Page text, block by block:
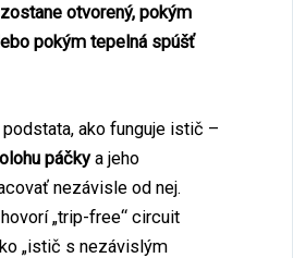
otvorený, pokým
pokým tepelná spúšť
ako funguje istič –
páčkya jeho
nezávisle od nej.
„trip-free“ circuit
„istič s nezávislým